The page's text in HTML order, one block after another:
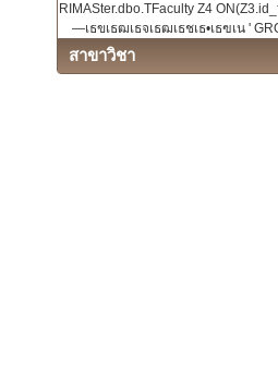
RIMASter.dbo.TFaculty Z4
—เธขเธฒเธจเธฒเธชเธ•เธฃเน '
สาขาวิชา